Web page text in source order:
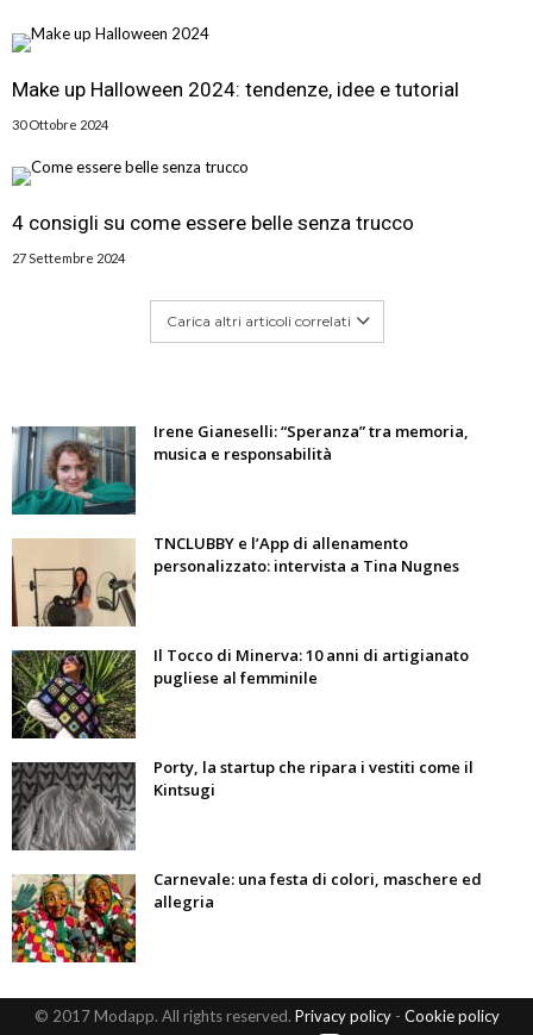
Make up Halloween 2024: tendenze, idee e tutorial
30 Ottobre 2024
4 consigli su come essere belle senza trucco
27 Settembre 2024
Carica altri articoli correlati
Irene Gianeselli: “Speranza” tra memoria,
musica e responsabilità
TNCLUBBY e l’App di allenamento
personalizzato: intervista a Tina Nugnes
Il Tocco di Minerva: 10 anni di artigianato
pugliese al femminile
Porty, la startup che ripara i vestiti come il
Kintsugi
Carnevale: una festa di colori, maschere ed
allegria
© 2017 Modapp. All rights reserved. Privacy policy- Cookie policy